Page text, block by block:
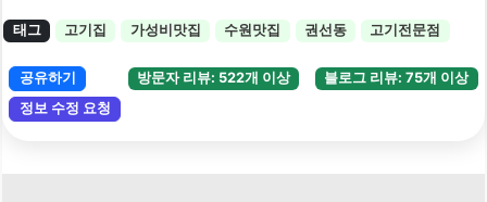
태그 고기집 가성비맛집 수원맛집 권선동 고기전문점
블로그 리뷰: 75개 이상
방문자 리뷰: 522개 이상
공유하기
정보 수정 요청